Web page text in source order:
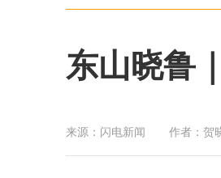
东山晓鲁
来源： 闪电新闻 作者： 贺